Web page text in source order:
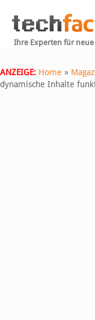
Ihre Experten für
ANZEIGE: Home »
dynamische Inhalte